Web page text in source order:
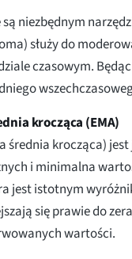
niezbędnym
służy do
czasowym.
krocząca (EMA)
średnia krocząca)
i minimalna
jest istotnym
się prawie do
wartości.